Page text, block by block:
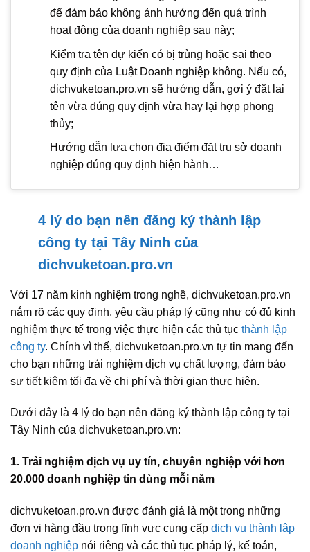
để đảm bảo không ảnh hưởng đến quá trình
hoạt động của doanh nghiệp sau này;
Kiểm tra tên dự kiến có bị trùng hoặc sai theo
quy định của Luật Doanh nghiệp không. Nếu có,
dichvuketoan.pro.vn sẽ hướng dẫn, gợi ý đặt lại
tên vừa đúng quy định vừa hay lại hợp phong
thủy;
Hướng dẫn lựa chọn địa điểm đặt trụ sở doanh
nghiệp đúng quy định hiện hành…
4 lý do bạn nên đăng ký thành lập
công ty tại Tây Ninh của
dichvuketoan.pro.vn
Với 17 năm kinh nghiệm trong nghề, dichvuketoan.pro.vn
nắm rõ các quy định, yêu cầu pháp lý cũng như có đủ kinh
nghiệm thực tế trong việc thực hiện các thủ tục thành lập
công ty. Chính vì thế, dichvuketoan.pro.vn tự tin mang đến
cho bạn những trải nghiệm dịch vụ chất lượng, đảm bảo
sự tiết kiệm tối đa về chi phí và thời gian thực hiện.
Dưới đây là 4 lý do bạn nên đăng ký thành lập công ty tại
Tây Ninh của dichvuketoan.pro.vn:
1. Trải nghiệm dịch vụ uy tín, chuyên nghiệp với hơn
20.000 doanh nghiệp tin dùng mỗi năm
dichvuketoan.pro.vn được đánh giá là một trong những
đơn vị hàng đầu trong lĩnh vực cung cấp dịch vụ thành lập
doanh nghiệp nói riêng và các thủ tục pháp lý, kế toán,